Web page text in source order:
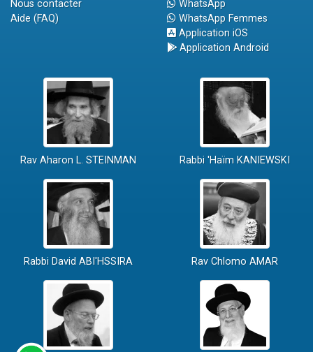
Nous contacter
Aide (FAQ)
WhatsApp
WhatsApp Femmes
Application iOS
Application Android
Rav Aharon L. STEINMAN Rabbi 'Haïm KANIEWSKI
Rabbi David ABI'HSSIRA Rav Chlomo AMAR